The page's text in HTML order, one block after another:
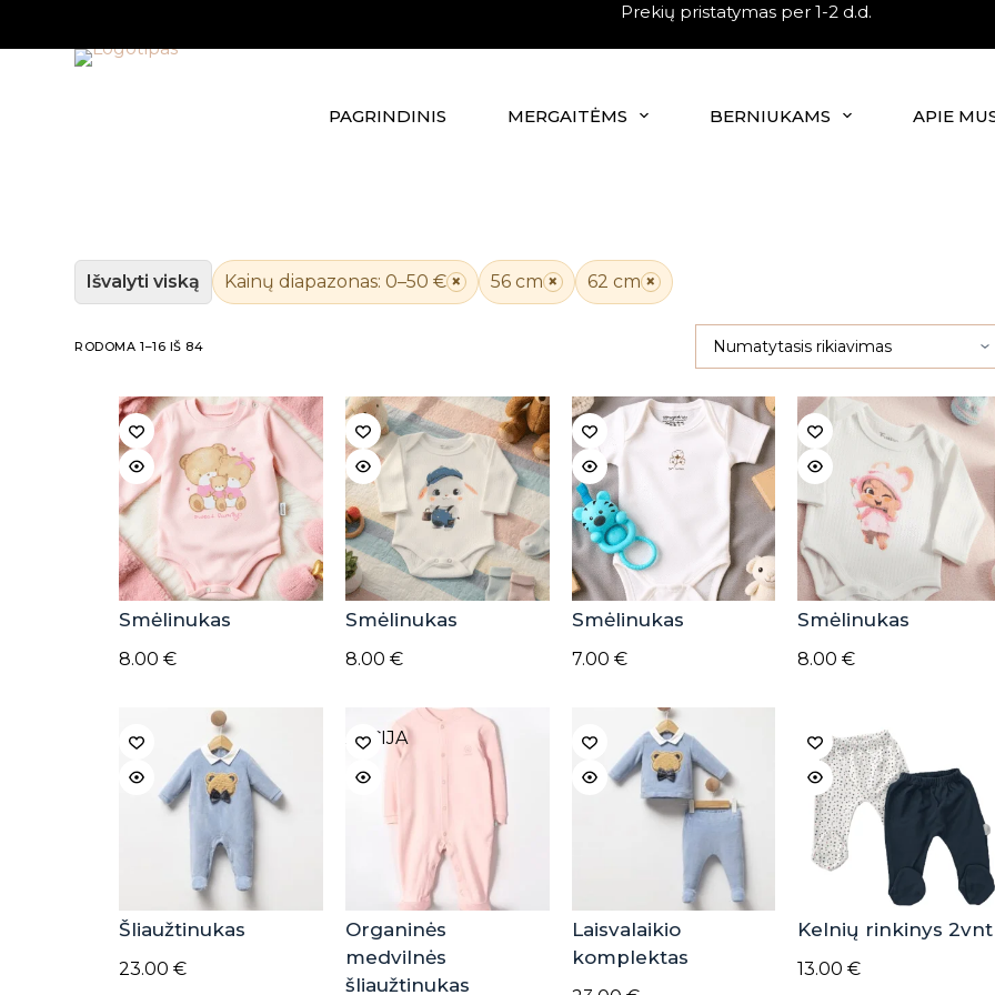
Prekių pristatymas per 1-2 d.d.
PAGRINDINIS MERGAITĖMS BERNIUKAMS APIE
Išvalyti viską Kainų diapazonas: 0–50 € × 56 cm × 62 cm ×
RODOMA 1–16 IŠ 84
Smėlinukas
8.00€
Smėlinukas
8.00 €
Smėlinukas
7.00 €
Smėlinukas
8.00€
Šliaužtinukas
23.00€
AKCIJA
Organinės
medvilnės
šliaužtinukas
Laisvalaikio
komplektas
Kelnių rinkinys 2vnt
13.00€